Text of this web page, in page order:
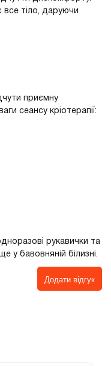
все тіло, даруючи
приємну
сеансу кріотерапії:
рукавички та
у бавовняній білизні.
Додати відгук